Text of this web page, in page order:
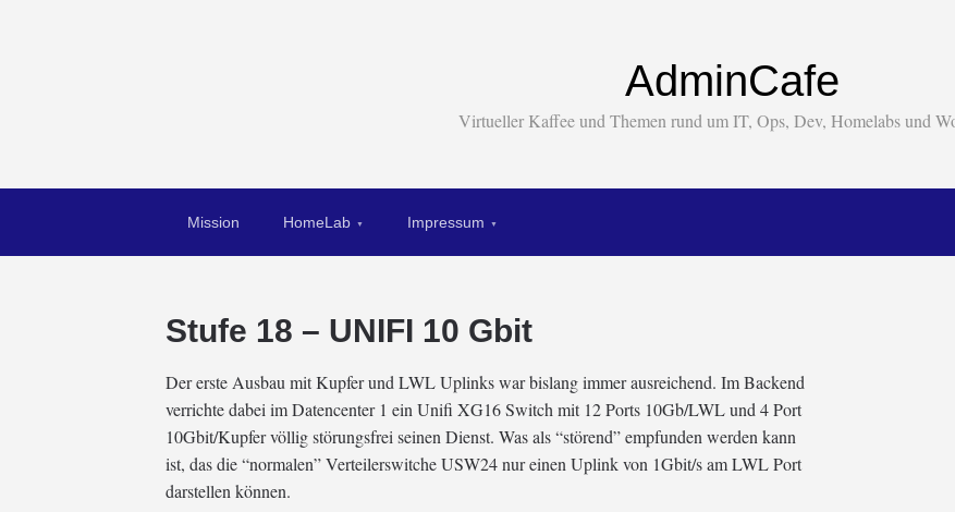
AdminCafe
Virtueller Kaffee und Themen rund um IT, Ops, Dev, Homelabs und
Mission HomeLab Impressum
Stufe 18 – UNIFI 10 Gbit
Der erste Ausbau mit Kupfer und LWL Uplinks war bislang immer ausreichend. Im Backend
verrichte dabei im Datencenter 1 ein Unifi XG16 Switch mit 12 Ports 10Gb/LWL und 4 Port
10Gbit/Kupfer völlig störungsfrei seinen Dienst. Was als “störend” empfunden werden kann
ist, das die “normalen” Verteilerswitche USW24 nur einen Uplink von 1Gbit/s am LWL Port
darstellen können.